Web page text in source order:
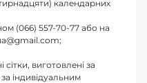
календарних
(066) 557-70-77 або на
виготовлені за
індивідуальним